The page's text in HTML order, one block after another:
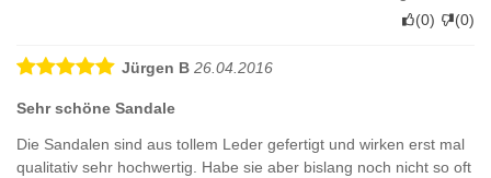
(0) (0)
Jürgen B 26.04.2016
Sehr schöne Sandale
Die Sandalen sind aus tollem Leder gefertigt und wirken erst mal
qualitativ sehr hochwertig. Habe sie aber bislang noch nicht so oft